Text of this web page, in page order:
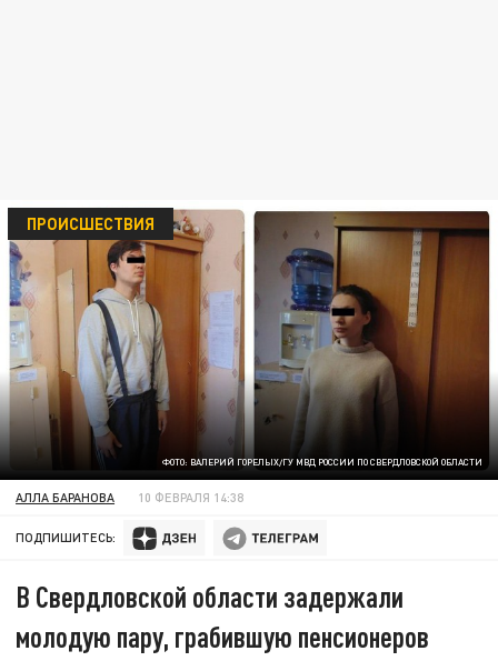
ФОТО: ВАЛЕРИЙ ГОРЕЛЫХ/ГУ МВД РОССИИ ПО СВЕРДЛОВСКОЙ ОБЛАСТИ
ПРОИСШЕСТВИЯ
АЛЛА БАРАНОВА 10 ФЕВРАЛЯ 14:38
ПОДПИШИТЕСЬ:
В Свердловской области задержали
молодую пару, грабившую пенсионеров